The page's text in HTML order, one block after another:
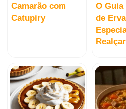
Camarão com
Catupiry
O Guia
de